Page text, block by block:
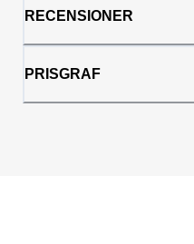
RECENSIONER
PRISGRAF